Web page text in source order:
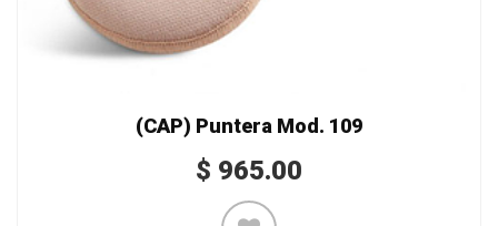
(CAP) Puntera Mod. 109
$ 965.00